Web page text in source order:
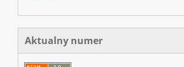
Aktualny numer